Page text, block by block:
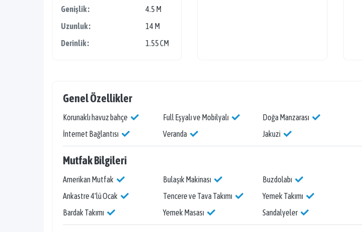
Genişlik :
4.5 M
Uzunluk :
14 M
Derinlik :
1.55 CM
Genel Özellikler
Korunaklı havuz bahçe Full Eşyalı ve Mobilyalı Doğa Manzarası
İnternet Bağlantısı
Veranda Jakuzi
Mutfak Bilgileri
Amerikan Mutfak Bulaşık Makinası Buzdolabı
Ankastre 4'lü Ocak
Tencere ve Tava Takımı Yemek Takımı
Bardak Takımı
Yemek Masası Sandalyeler